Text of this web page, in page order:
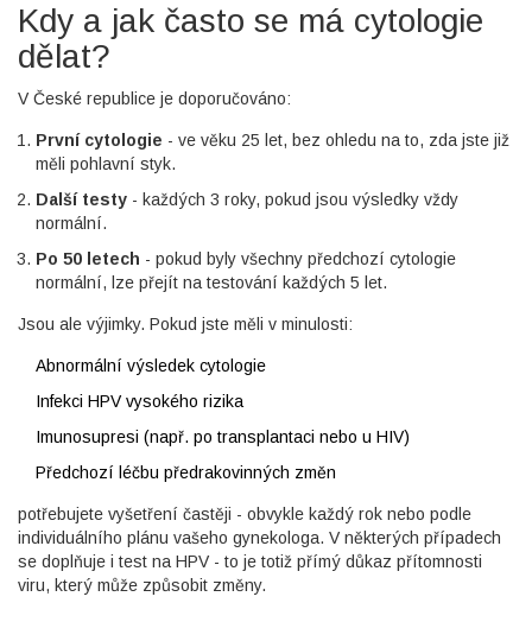
Kdy a jak často se má cytologie
dělat?
V České republice je doporučováno:
První cytologie - ve věku 25 let, bez ohledu na to, zda jste již
měli pohlavní styk.
Další testy - každých 3 roky, pokud jsou výsledky vždy
normální.
Po 50 letech - pokud byly všechny předchozí cytologie
normální, lze přejít na testování každých 5 let.
Jsou ale výjimky. Pokud jste měli v minulosti:
Abnormální výsledek cytologie
Infekci HPV vysokého rizika
Imunosupresi (např. po transplantaci nebo u HIV)
Předchozí léčbu předrakovinných změn
potřebujete vyšetření častěji - obvykle každý rok nebo podle
individuálního plánu vašeho gynekologa. V některých případech
se doplňuje i test na HPV - to je totiž přímý důkaz přítomnosti
viru, který může způsobit změny.